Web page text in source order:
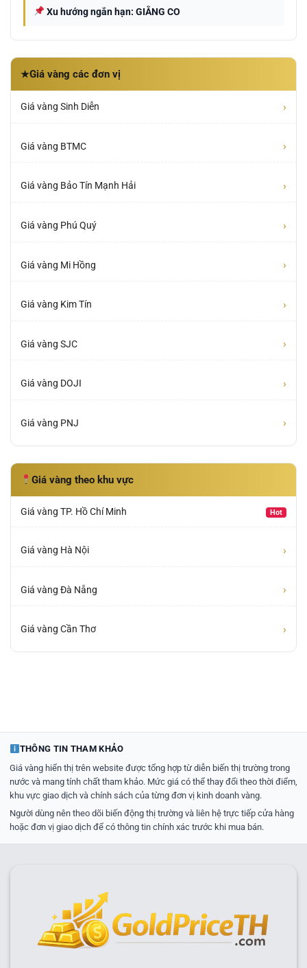
Xu hướng ngắn hạn: GIẰNG CO
★Giá vàng các đơn vị
Giá vàng Sinh Diễn ›
Giá vàng BTMC ›
Giá vàng Bảo Tín Mạnh Hải ›
Giá vàng Phú Quý ›
Giá vàng Mi Hồng ›
Giá vàng Kim Tín ›
Giá vàng SJC ›
Giá vàng DOJI ›
Giá vàng PNJ ›
Giá vàng theo khu vực
Giá vàng TP. Hồ Chí Minh Hot
Giá vàng Hà Nội ›
Giá vàng Đà Nẵng ›
Giá vàng Cần Thơ ›
THÔNG TIN THAM KHẢO
Giá vàng hiển thị trên website được tổng hợp từ diễn biến thị trường trong
nước và mang tính chất tham khảo. Mức giá có thể thay đổi theo thời điểm,
khu vực giao dịch và chính sách của từng đơn vị kinh doanh vàng.
Người dùng nên theo dõi biến động thị trường và liên hệ trực tiếp cửa hàng
hoặc đơn vị giao dịch để có thông tin chính xác trước khi mua bán.